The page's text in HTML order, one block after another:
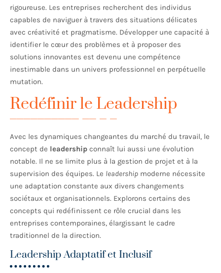
rigoureuse. Les entreprises recherchent des individus
capables de naviguer à travers des situations délicates
avec créativité et pragmatisme. Développer une capacité à
identifier le cœur des problèmes et à proposer des
solutions innovantes est devenu une compétence
inestimable dans un univers professionnel en perpétuelle
mutation.
Redéfinir le Leadership
Avec les dynamiques changeantes du marché du travail, le
concept de leadership connaît lui aussi une évolution
notable. Il ne se limite plus à la gestion de projet et à la
supervision des équipes. Le leadership moderne nécessite
une adaptation constante aux divers changements
sociétaux et organisationnels. Explorons certains des
concepts qui redéfinissent ce rôle crucial dans les
entreprises contemporaines, élargissant le cadre
traditionnel de la direction.
Leadership Adaptatif et Inclusif